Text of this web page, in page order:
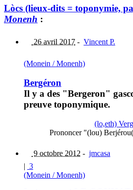
Lòcs (lieux-dits = toponymie,
Monenh :
26 avril 2017 - Vincent P.
(Monein / Monenh)
Bergéron
Il y a des "Bergeron"
preuve toponymique.
(lo,eth)
Prononcer "(lou)
9 octobre 2012 - jmcasa
| 3
(Monein / Monenh)